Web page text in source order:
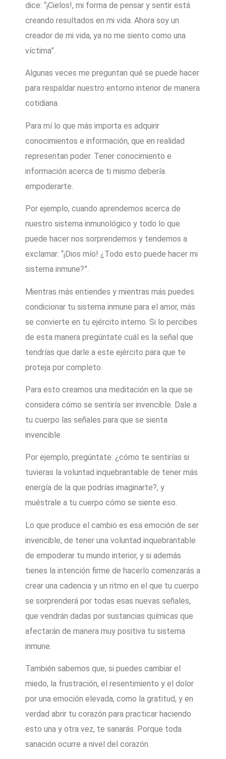
dice: “¡Cielos!, mi forma de pensar y sentir está
creando resultados en mi vida. Ahora soy un
creador de mi vida, ya no me siento como una
víctima”.
Algunas veces me preguntan qué se puede hacer
para respaldar nuestro entorno interior de manera
cotidiana.
Para mí lo que más importa es adquirir
conocimientos e información, que en realidad
representan poder. Tener conocimiento e
información acerca de ti mismo debería
empoderarte.
Por ejemplo, cuando aprendemos acerca de
nuestro sistema inmunológico y todo lo que
puede hacer nos sorprendemos y tendemos a
exclamar: “¡Dios mío! ¿Todo esto puede hacer mi
sistema inmune?”.
Mientras más entiendes y mientras más puedes
condicionar tu sistema inmune para el amor, más
se convierte en tu ejército interno. Si lo percibes
de esta manera pregúntate cuál es la señal que
tendrías que darle a este ejército para que te
proteja por completo.
Para esto creamos una meditación en la que se
considera cómo se sentiría ser invencible. Dale a
tu cuerpo las señales para que se sienta
invencible.
Por ejemplo, pregúntate: ¿cómo te sentirías si
tuvieras la voluntad inquebrantable de tener más
energía de la que podrías imaginarte?, y
muéstrale a tu cuerpo cómo se siente eso.
Lo que produce el cambio es esa emoción de ser
invencible, de tener una voluntad inquebrantable
de empoderar tu mundo interior, y si además
tienes la intención firme de hacerlo comenzarás a
crear una cadencia y un ritmo en el que tu cuerpo
se sorprenderá por todas esas nuevas señales,
que vendrán dadas por sustancias químicas que
afectarán de manera muy positiva tu sistema
inmune.
También sabemos que, si puedes cambiar el
miedo, la frustración, el resentimiento y el dolor
por una emoción elevada, como la gratitud, y en
verdad abrir tu corazón para practicar haciendo
esto una y otra vez, te sanarás. Porque toda
sanación ocurre a nivel del corazón.